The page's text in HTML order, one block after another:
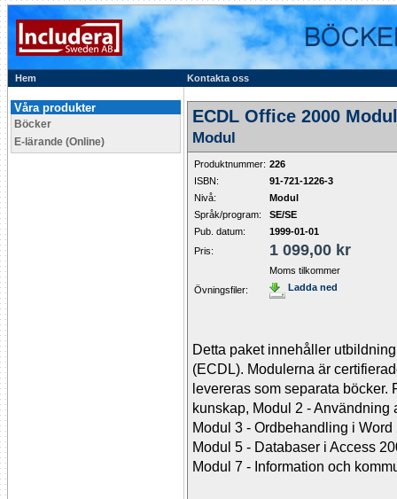
Hem Kontakta oss
Våra produkter
Böcker
E-lärande (Online)
ECDL Office 2000
Modul
Produktnummer: 226
ISBN:
91-721-1226-3
Nivå:
Modul
Språk/program:
SE/SE
Pub. datum:
1999-01-01
Pris:
1 099,00 kr
Moms tilkommer
Övningsfiler:
Ladda ned
Detta paket innehåller
(ECDL). Modulerna är
levereras som separata
kunskap, Modul 2 -
Modul 3 - Ordbehandling i
Modul 5 - Databaser i Access
Modul 7 - Information och